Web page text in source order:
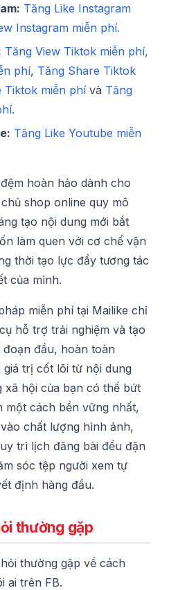
Tăng Like Instagram
Instagram miễn phí.
Tăng View Tiktok miễn phí,
phí, Tăng Share Tiktok
Tiktok miễn phívà Tăng
Tăng Like Youtube miễn
hoàn hảo dành cho
shop online quy mô
tạo nội dung mới bắt
làm quen với cơ chế vận
thời tạo lực đẩy tương tác
của mình.
miễn phí tại Mailike chỉ
hỗ trợ trải nghiệm và tạo
đoạn đầu, hoàn toàn
trị cốt lõi từ nội dung
xã hội của bạn có thể bứt
một cách bền vững nhất,
chất lượng hình ảnh,
trì lịch đăng bài đều đặn
sóc tệp người xem tự
định hàng đầu.
thường gặp
thường gặp về cách
ai trên FB.